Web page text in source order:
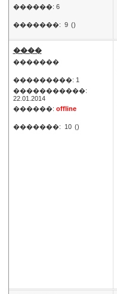
������: 6
�������: 9 ()
����
�������
���������: 1
�����������:
22.01.2014
������: offline
�������: 10 ()